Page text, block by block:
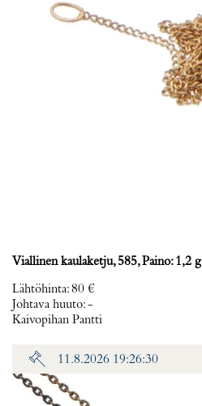
Viallinen kaulaketju, 585, Paino: 1,2 g
Lähtöhinta:80 €
Johtava huuto:-
Kaivopihan Pantti
11.8.2026 19:26:30